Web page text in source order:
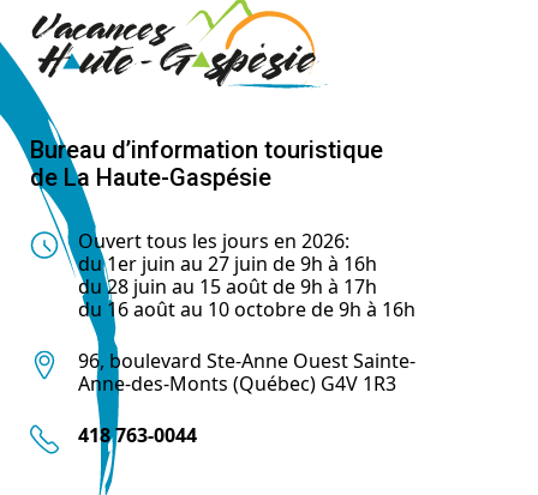
Bureau d’information touristique
de La Haute-Gaspésie
Ouvert tous les jours en 2026:
du 1er juin au 27 juin de 9h à 16h
du 28 juin au 15 août de 9h à 17h
du 16 août au 10 octobre de 9h à 16h
96, boulevard Ste-Anne Ouest Sainte-
Anne-des-Monts (Québec) G4V 1R3
418 763-0044